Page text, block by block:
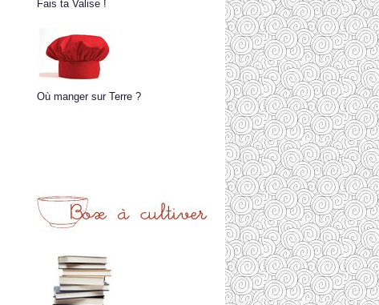
Fais ta Valise !
Où manger sur Terre ?